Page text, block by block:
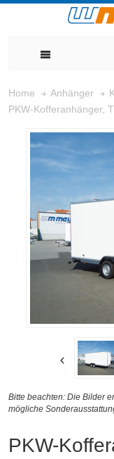
Home Anhänger
PKW-Kofferanhänger,
Bitte beachten: Die Bilder
mögliche
PKW-